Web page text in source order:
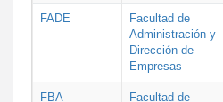
FADE
Facultad de
Administración y
Dirección de
Empresas
FBA
Facultad de